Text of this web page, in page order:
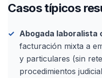
Casos típicos
Abogada laboralista
facturación mixta a
y particulares (sin
procedimientos